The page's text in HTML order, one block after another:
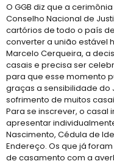
O GGB diz que a
Conselho Nacional de
cartórios de todo o país
converter a união estável
Marcelo Cerqueira, a
casais e precisa ser
para que esse momento
graças a sensibilidade do
sofrimento de muitos
Para se inscrever, o casal
apresentar
Nascimento, Cédula de
Endereço. Os que já
de casamento com a